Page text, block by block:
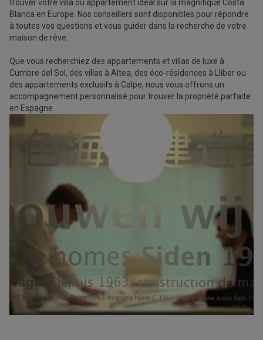
trouver votre villa ou appartement idéal sur la magnifique Costa
Blanca en Europe. Nos conseillers sont disponibles pour répondre
à toutes vos questions et vous guider dans la recherche de votre
maison de rêve.
Que vous recherchiez des appartements et villas de luxe à
Cumbre del Sol, des villas à Altea, des éco-résidences à Lliber ou
des appartements exclusifs à Calpe, nous vous offrons un
accompagnement personnalisé pour trouver la propriété parfaite
en Espagne.